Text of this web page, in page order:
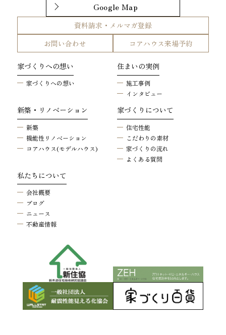
Google Map
資料請求・メルマガ登録
お問い合わせ
コアハウス来場予約
家づくりへの想い
家づくりへの想い
新築・リノベーション
新築
機能性リノベーション
コアハウス(モデルハウス)
住まいの実例
施工事例
インタビュー
家づくりについて
住宅性能
こだわりの素材
家づくりの流れ
よくある質問
私たちについて
会社概要
ブログ
ニュース
不動産情報